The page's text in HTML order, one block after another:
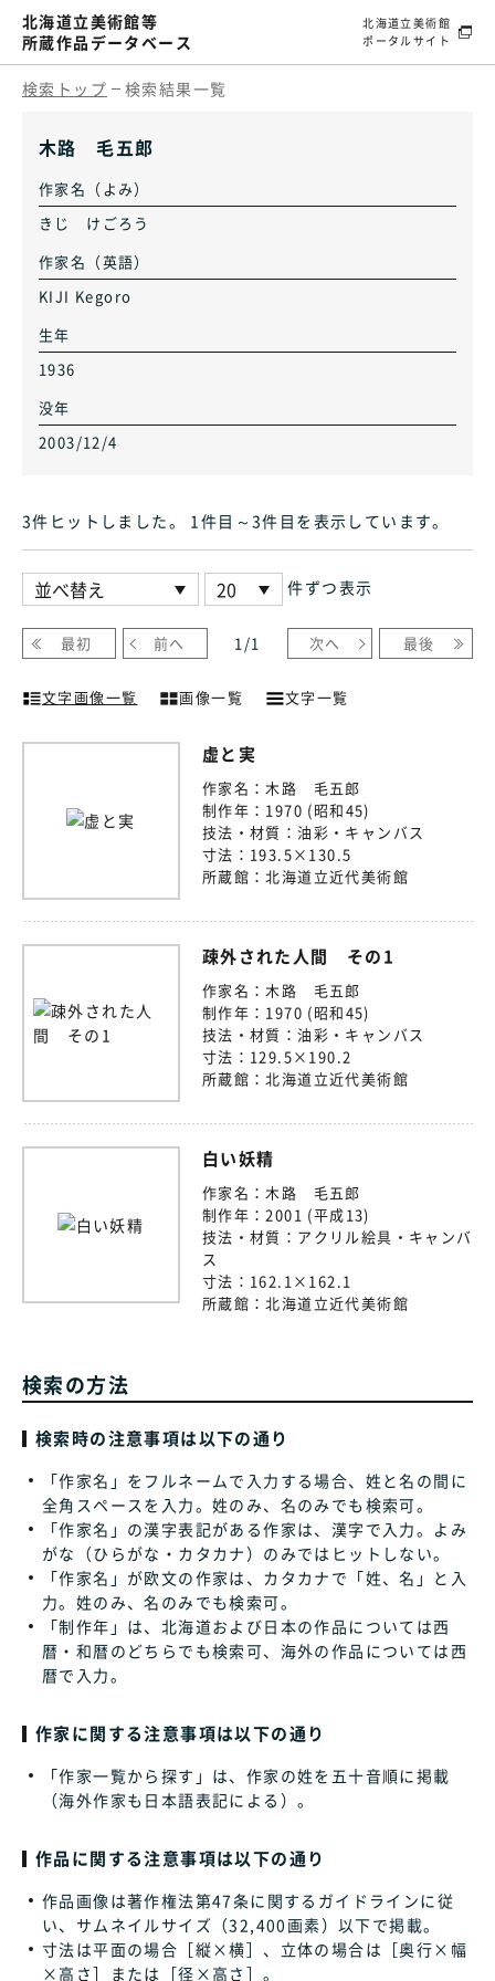
北海道立美術館等
所蔵作品データベース
北海道立美術館
ポータルサイト
検索トップ 検索結果一覧
木路 毛五郎
作家名（よみ）
きじ けごろう
作家名（英語）
KIJI Kegoro
生年
1936
没年
2003/12/4
3件ヒット しました。 1件目～3件目 を表示しています。
件ずつ表示
最初 前へ 1 /1 次へ 最後
文字画像一覧 画像一覧 文字一覧
虚と実
作家名：木路 毛五郎
制作年： 1970 (昭和45)
技法・材質：油彩・キャンバス
寸法： 193.5×130.5
所蔵館：北海道立近代美術館
疎外された人間 その1
作家名： 木路 毛五郎
制作年： 1970 (昭和45)
技法・材質：油彩・キャンバス
寸法： 129.5×190.2
所蔵館： 北海道立近代美術館
白い妖精
作家名： 木路 毛五郎
制作年：2001 (平成13)
技法・材質： アクリル絵具・キャンバ
ス
寸法： 162.1×162.1
所蔵館： 北海道立近代美術館
検索の方法
検索時の注意事項は以下の通り
「作家名」をフルネームで入力する場合、姓と名の間に
全角スペースを入力。姓のみ、名のみでも検索可。
「作家名」の漢字表記がある作家は、漢字で入力。よみ
がな（ひらがな・カタカナ）のみではヒットしない。
「作家名」が欧文の作家は、カタカナで「姓、名」と入
力。姓のみ、名のみでも検索可。
「制作年」は、北海道および日本の作品については西
暦・和暦のどちらでも検索可、海外の作品については西
暦で入力。
作家に関する注意事項は以下の通り
「作家一覧から探す」は、作家の姓を五十音順に掲載
（海外作家も日本語表記による）。
作品に関する注意事項は以下の通り
作品画像は著作権法第47条に関するガイドラインに従
い、サムネイルサイズ（32,400画素）以下で掲載。
寸法は平面の場合［縦×横］、立体の場合は［奥行×幅
×高さ］または［径×高さ］。